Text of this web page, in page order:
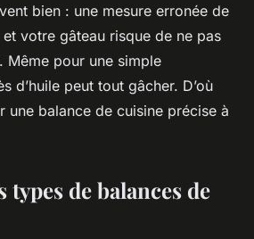
bien : une mesure erronée de
votre gâteau risque de ne pas
Même pour une simple
d’huile peut tout gâcher. D’où
une balance de cuisine précise à
de balances de